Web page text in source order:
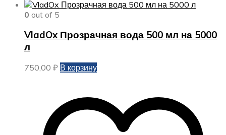
0 out of 5
VladOx Прозрачная вода 500 мл на 5000
л
750,00 ₽ В корзину